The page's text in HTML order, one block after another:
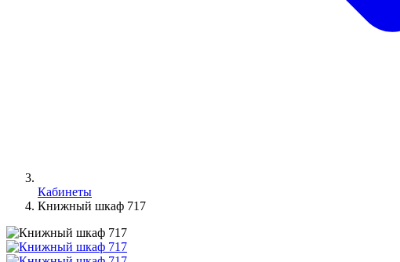
Кабинеты
Книжный шкаф 717